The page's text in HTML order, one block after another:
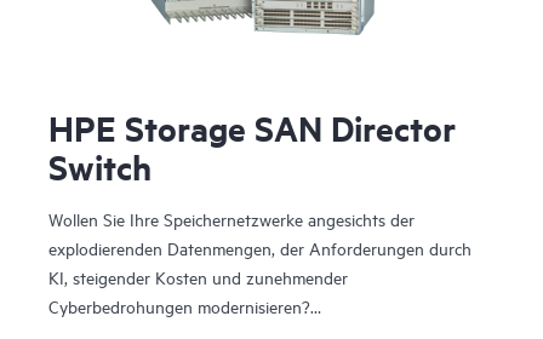
HPE Storage SAN Director
Switch
Wollen Sie Ihre Speichernetzwerke angesichts der
explodierenden Datenmengen, der Anforderungen durch
KI, steigender Kosten und zunehmender
Cyberbedrohungen modernisieren?